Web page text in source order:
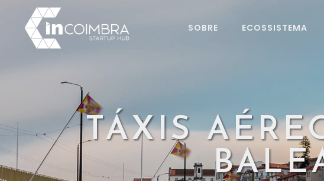
SOBRE ECOSSISTEMA
TÁXIS